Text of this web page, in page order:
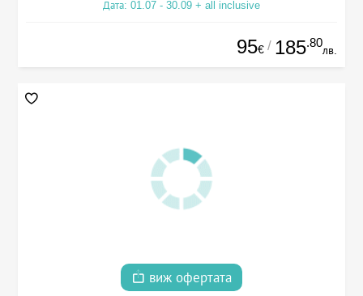
Дата: 01.07 - 30.09 + all inclusive
95€ / 185.80
лв.
виж офертата